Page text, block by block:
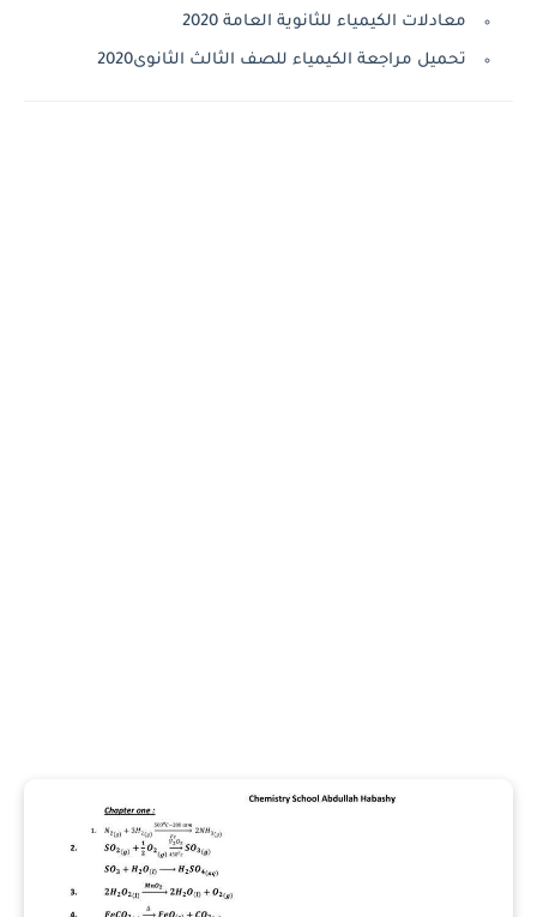
معادلات الكيمياء للثانوية العامة 2020
تحميل مراجعة الكيمياء للصف الثالث الثانوى2020